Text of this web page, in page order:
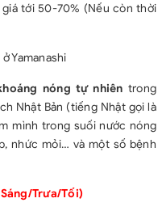
tới 50-70% (Nếu còn thời
Yamanashi
nóng tự nhiên trong
Nhật Bản (tiếng Nhật gọi là
mình trong suối nước nóng
nhức mỏi… và một số bệnh
Sáng/Trưa/Tối)